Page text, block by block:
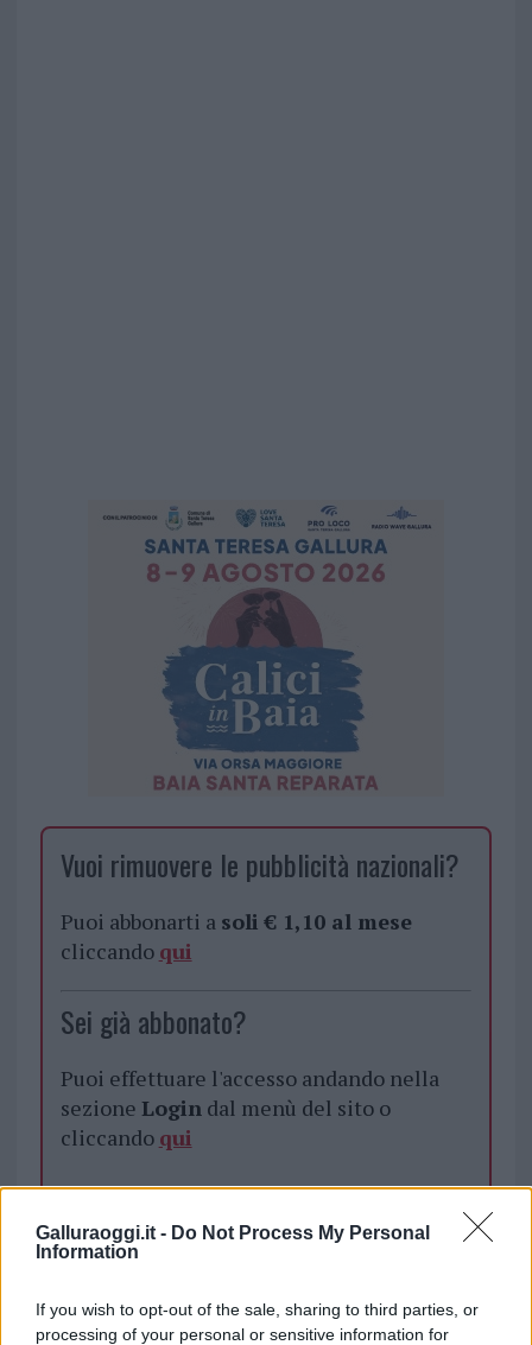
Galluraoggi.it - Do Not Process My Personal
Information
If you wish to opt-out of the sale, sharing to third parties, or
processing of your personal or sensitive information for
Vuoi rimuovere le pubblicità nazionali?
Puoi abbonarti a soli € 1,10 al mese
cliccando qui
Sei già abbonato?
Puoi effettuare l'accesso andando nella
sezione Logindal menù del sito o
cliccando qui
TEMI: Allerta Meteo Olbia
Coc Olbia
Comune Olbia
Settimo Nizzi